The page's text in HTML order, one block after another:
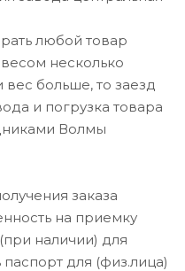
любой товар
несколько
больше, то заезд
и погрузка товара
Волмы
заказа
на приемку
наличии) для
для (физ.лица)